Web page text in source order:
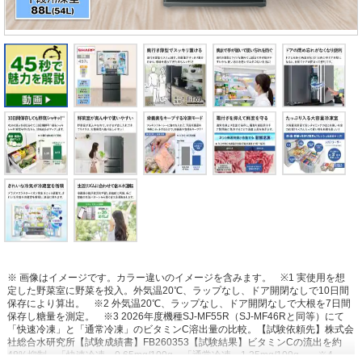
※ 画像はイメージです。カラー違いのイメージを含みます。
※1 実使用を想
定した野菜室に野菜を投入。外気温20℃、ラップなし、ドア開閉なしで10日間
保存により算出。
※2 外気温20℃、ラップなし、ドア開閉なしで大根を7日間
保存し糖量を測定。
※3 2026年度機種SJ-MF55R（SJ-MF46Rと同等）にて
「快速冷凍」と「通常冷凍」のビタミンC溶出量の比較。【試験依頼先】株式会
社総合水研究所【試験成績書】FB260353【試験結果】ビタミンCの流出を約
48%抑制。「快速冷凍」0.65mg/100g、「通常冷凍」1.25mg/100g。
※4